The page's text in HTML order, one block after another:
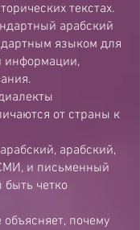
текстах.
арабский
языком для
информации,
от страны к
арабский,
и письменный
четко
почему